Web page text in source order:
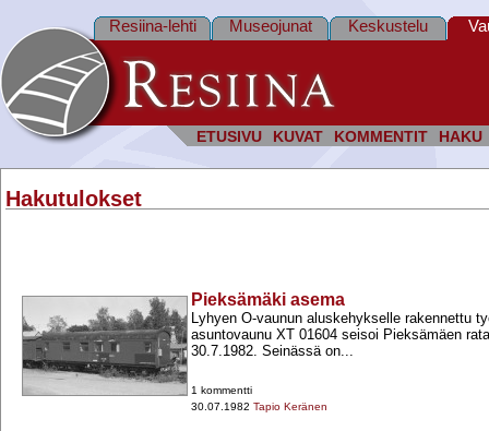
ETUSIVU KUVAT KOMMENTIT HAKU
Resiina-lehti Museojunat Keskustelu
Hakutulokset
Pieksämäki asema
Lyhyen O-​vaunun aluskehykselle rakennettu
asuntovaunu XT 01604 seisoi Pieksämäen
30.7.1982. Seinässä on...
1 kommentti
30.07.1982 Tapio Keränen